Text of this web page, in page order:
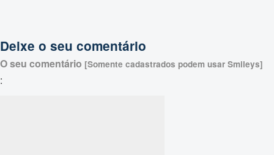
Deixe o seu comentário
O seu comentário [Somente cadastrados podem usar Smileys]
: